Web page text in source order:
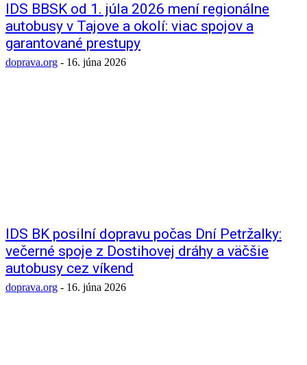
IDS BBSK od 1. júla 2026 mení regionálne
autobusy v Tajove a okolí: viac spojov a
garantované prestupy
doprava.org - 16. júna 2026
IDS BK posilní dopravu počas Dní Petržalky:
večerné spoje z Dostihovej dráhy a väčšie
autobusy cez víkend
doprava.org - 16. júna 2026